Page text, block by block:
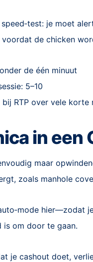
je moet
de chicken
de één minuut
5–10
RTP over vele korte
in een
maar
zoals manhole
hier—zodat
om door te gaan.
je cashout doet,